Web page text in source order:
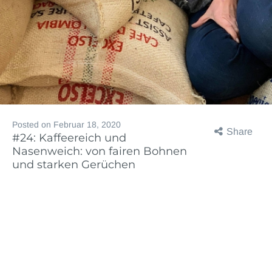
Share
Posted on Februar 18, 2020
#24: Kaffeereich und
Nasenweich: von fairen Bohnen
und starken Gerüchen